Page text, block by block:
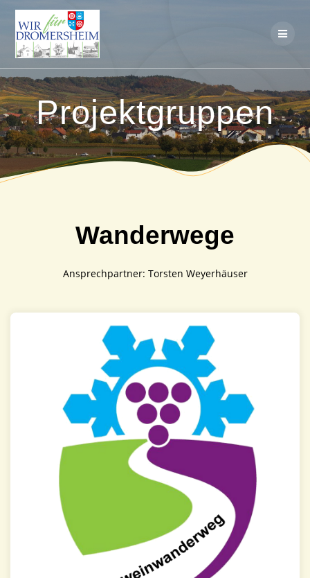
Projektgruppen
Wanderwege
Ansprechpartner: Torsten Weyerhäuser
Eisweinwanderweg
Mehr Infos